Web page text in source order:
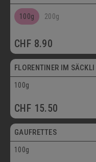
100g 200g
CHF 8.90
Postversand
FLORENTINER IM SÄCKLI
100g
CHF 15.50
Postversand
GAUFRETTES
100g